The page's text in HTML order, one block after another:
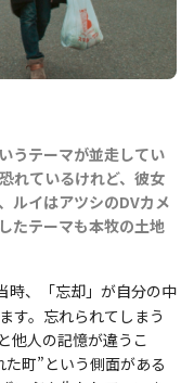
うテーマが並走してい
れているけれど、彼女
ルイはアツシのDVカメ
たテーマも本牧の土地
時、「忘却」が自分の中
す。忘れられてしまう
他人の記憶が違うこ
町”という側面がある